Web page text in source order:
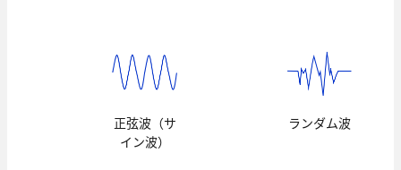
正弦波（サ
イン波）
ランダム波